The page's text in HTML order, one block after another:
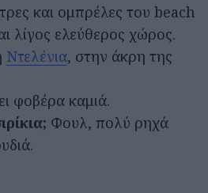
και ομπρέλες του beach
λίγος ελεύθερος χώρος.
Ντελένια, στην άκρη της
φοβέρα καμιά.
Φουλ, πολύ ρηχά